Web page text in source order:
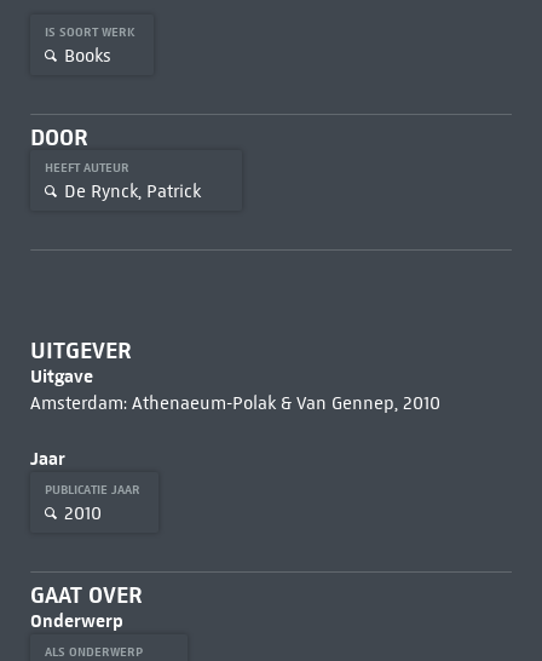
IS SOORT WERK
Books
DOOR
HEEFT AUTEUR
De Rynck, Patrick
UITGEVER
Uitgave
Amsterdam: Athenaeum-Polak & Van Gennep, 2010
Jaar
PUBLICATIE JAAR
2010
GAAT OVER
Onderwerp
ALS ONDERWERP